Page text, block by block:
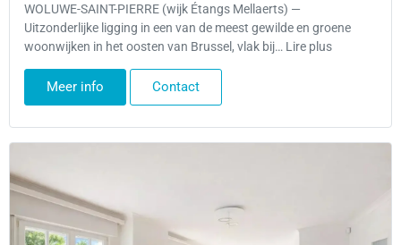
WOLUWE-SAINT-PIERRE (wijk Étangs Mellaerts) —
Uitzonderlijke ligging in een van de meest gewilde en groene
woonwijken in het oosten van Brussel, vlak bij… Lire plus
Meer info Contact